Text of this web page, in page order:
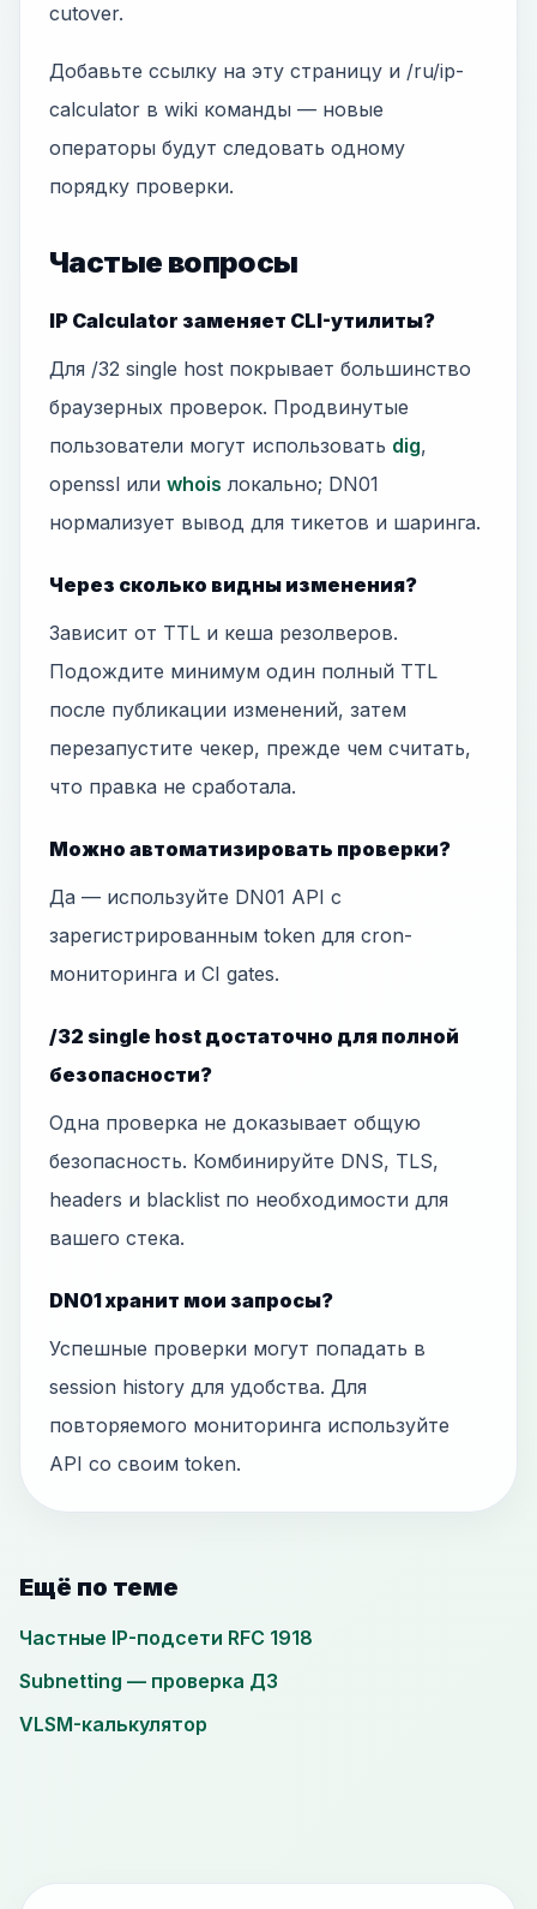
cutover.
Добавьте ссылку на эту страницу и /ru/ip-
calculator в wiki команды — новые
операторы будут следовать одному
порядку проверки.
Частые вопросы
IP Calculator заменяет CLI-утилиты?
Для /32 single host покрывает большинство
браузерных проверок. Продвинутые
пользователи могут использовать dig,
openssl или whois локально; DN01
нормализует вывод для тикетов и шаринга.
Через сколько видны изменения?
Зависит от TTL и кеша резолверов.
Подождите минимум один полный TTL
после публикации изменений, затем
перезапустите чекер, прежде чем считать,
что правка не сработала.
Можно автоматизировать проверки?
Да — используйте DN01 API с
зарегистрированным token для cron-
мониторинга и CI gates.
/32 single host достаточно для полной
безопасности?
Одна проверка не доказывает общую
безопасность. Комбинируйте DNS, TLS,
headers и blacklist по необходимости для
вашего стека.
DN01 хранит мои запросы?
Успешные проверки могут попадать в
session history для удобства. Для
повторяемого мониторинга используйте
API со своим token.
Ещё по теме
Частные IP-подсети RFC 1918
Subnetting — проверка ДЗ
VLSM-калькулятор